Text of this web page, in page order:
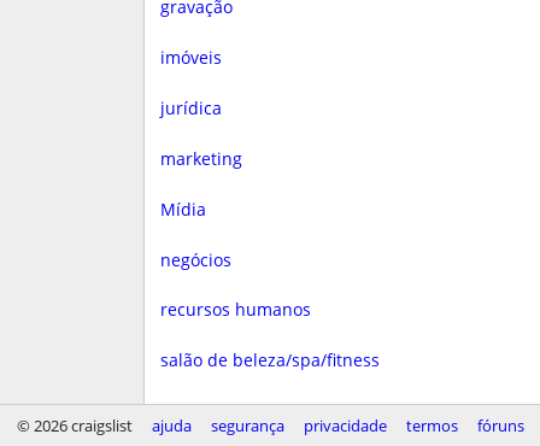
gravação
imóveis
jurídica
marketing
Mídia
negócios
recursos humanos
salão de beleza/spa/fitness
saúde
© 2026 craigslist ajuda segurança privacidade termos fóruns